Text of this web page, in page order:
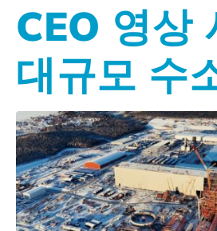
CEO 영상
대규모 수